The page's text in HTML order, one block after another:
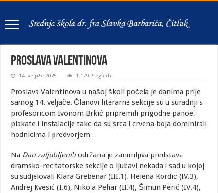
Proslava Valentinova
14. veljače 2025. 1,179 Pregleda
Proslava Valentinova u našoj školi počela je danima prije
samog 14. veljače. Članovi literarne sekcije su u suradnji s
profesoricom Ivonom Brkić pripremili prigodne panoe,
plakate i instalacije tako da su srca i crvena boja dominirali
hodnicima i predvorjem.
Na Dan zaljubljenih održana je zanimljiva predstava
dramsko-recitatorske sekcije o ljubavi nekada i sad u kojoj
su sudjelovali Klara Grebenar (III.1), Helena Kordić (IV.3),
Andrej Kvesić (I.6), Nikola Pehar (II.4), Šimun Perić (IV.4),